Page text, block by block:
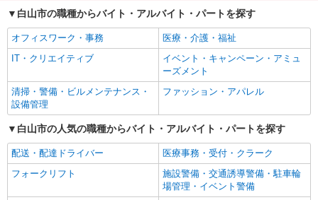
車通勤OK
扶養内勤務OK
交通費支給
社会保険あり
まかない・食事補助
社員登用あり
白山市の職種からバイト・アルバイト・パートを探す
オフィスワーク・事務
医療・介護・福祉
IT・クリエイティブ
イベント・キャンペーン・アミュ
ーズメント
清掃・警備・ビルメンテナンス・
設備管理
ファッション・アパレル
白山市の人気の職種からバイト・アルバイト・パートを探す
配送・配達ドライバー
医療事務・受付・クラーク
フォークリフト
施設警備・交通誘導警備・駐車輪
場管理・イベント警備